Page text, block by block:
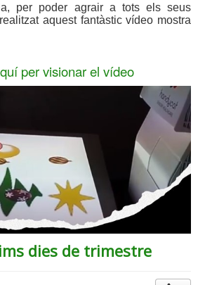
per poder agrair a tots els seus
aquest fantàstic vídeo mostra
per visionar el vídeo
dies de trimestre